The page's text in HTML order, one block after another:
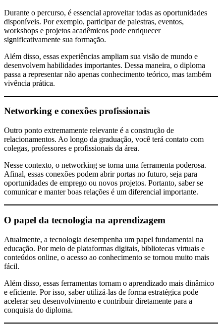
Durante o percurso, é essencial aproveitar todas as oportunidades
disponíveis. Por exemplo, participar de palestras, eventos,
workshops e projetos acadêmicos pode enriquecer
significativamente sua formação.
Além disso, essas experiências ampliam sua visão de mundo e
desenvolvem habilidades importantes. Dessa maneira, o diploma
passa a representar não apenas conhecimento teórico, mas também
vivência prática.
Networking e conexões profissionais
Outro ponto extremamente relevante é a construção de
relacionamentos. Ao longo da graduação, você terá contato com
colegas, professores e profissionais da área.
Nesse contexto, o networking se torna uma ferramenta poderosa.
Afinal, essas conexões podem abrir portas no futuro, seja para
oportunidades de emprego ou novos projetos. Portanto, saber se
comunicar e manter boas relações é um diferencial importante.
O papel da tecnologia na aprendizagem
Atualmente, a tecnologia desempenha um papel fundamental na
educação. Por meio de plataformas digitais, bibliotecas virtuais e
conteúdos online, o acesso ao conhecimento se tornou muito mais
fácil.
Além disso, essas ferramentas tornam o aprendizado mais dinâmico
e eficiente. Por isso, saber utilizá-las de forma estratégica pode
acelerar seu desenvolvimento e contribuir diretamente para a
conquista do diploma.